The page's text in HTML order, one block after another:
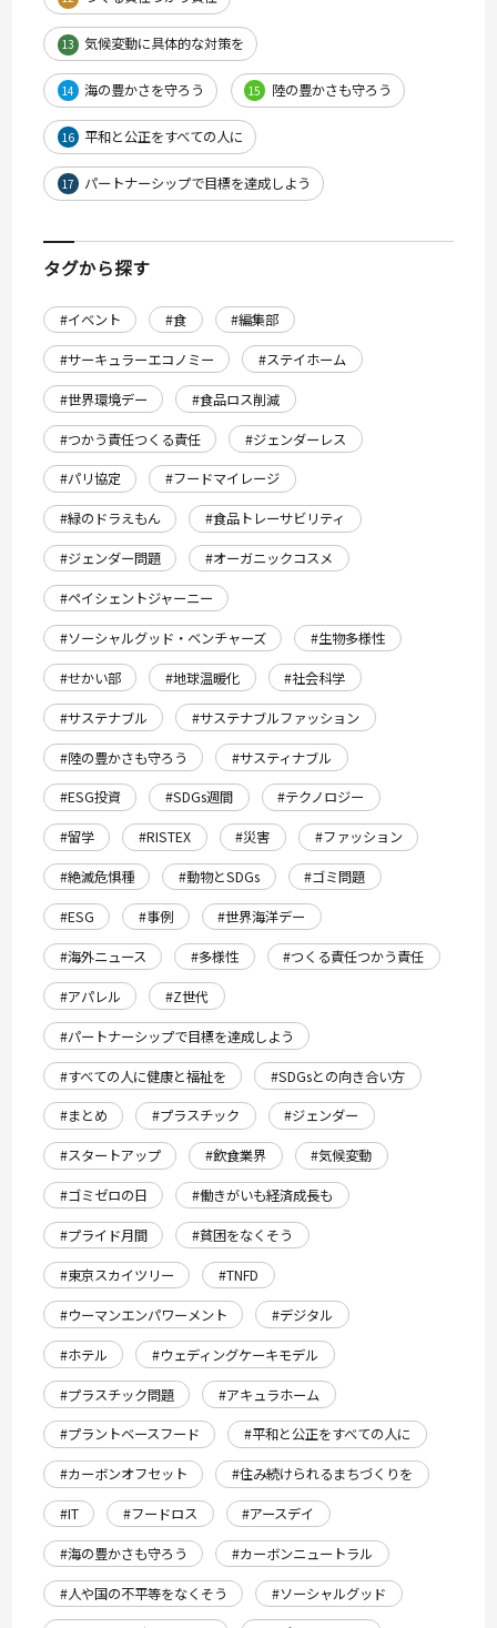
13 気候変動に具体的な対策を
14 海の豊かさを守ろう 15 陸の豊かさも守ろう
16 平和と公正をすべての人に
17 パートナーシップで目標を達成しよう
タグから探す
#イベント #食
#編集部
#サーキュラーエコノミー
#ステイホーム
#世界環境デー
#食品ロス削減
#つかう責任つくる責任
#ジェンダーレス
#パリ協定
#フードマイレージ
#緑のドラえもん
#食品トレーサビリティ
#ジェンダー問題
#オーガニックコスメ
#ペイシェントジャーニー
#ソーシャルグッド・ベンチャーズ
#生物多様性
#せかい部
#地球温暖化
#社会科学
#サステナブル
#サステナブルファッション
#陸の豊かさも守ろう
#サスティナブル
#ESG投資
#SDGs週間
#テクノロジー
#留学
#RISTEX #災害
#ファッション
#絶滅危惧種
#動物とSDGs
#ゴミ問題
#ESG
#事例
#世界海洋デー
#海外ニュース
#多様性
#つくる責任つかう責任
#アパレル
#Z世代
#パートナーシップで目標を達成しよう
#すべての人に健康と福祉を
#SDGsとの向き合い方
#まとめ
#プラスチック
#ジェンダー
#スタートアップ
#飲食業界
#気候変動
#ゴミゼロの日
#働きがいも経済成長も
#プライド月間
#貧困をなくそう
#東京スカイツリー
#TNFD
#ウーマンエンパワーメント
#デジタル
#ホテル
#ウェディングケーキモデル
#プラスチック問題
#アキュラホーム
#プラントベースフード
#平和と公正をすべての人に
#カーボンオフセット
#住み続けられるまちづくりを
#IT
#フードロス
#アースデイ
#海の豊かさも守ろう
#カーボンニュートラル
#人や国の不平等をなくそう
#ソーシャルグッド